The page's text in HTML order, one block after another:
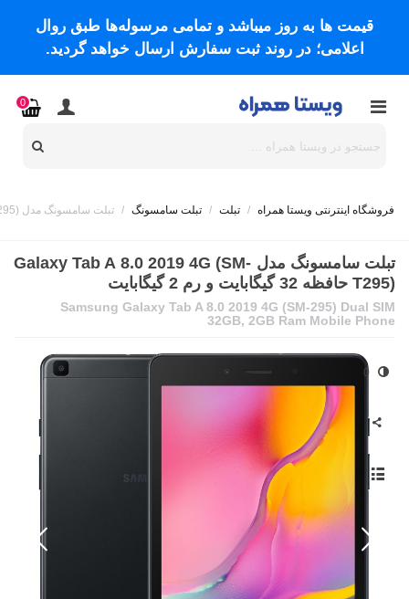
قیمت ها به روز میباشد و تمامی مرسوله‌ها طبق روال
اعلامی؛ در روند ثبت سفارش ارسال خواهد گردید.
0
فروشگاه اینترنتی ویستا همراه / تبلت / تبلت سامسونگ / تبلت سامسونگ مدل Galaxy Tab A 8.0 2019 4G (SM-T295) حافظه 32 گیگابایت و رم 2 گیگابایت
تبلت سامسونگ مدل Galaxy Tab A 8.0 2019 4G (SM-
T295) حافظه 32 گیگابایت و رم 2 گیگابایت
Samsung Galaxy Tab A 8.0 2019 4G (SM-295) Dual SIM
32GB, 2GB Ram Mobile Phone
0